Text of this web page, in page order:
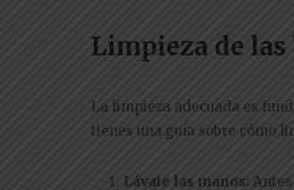
Limpieza de
La limpieza adecuada es
tienes una guía sobre cómo
Lávate las manos: